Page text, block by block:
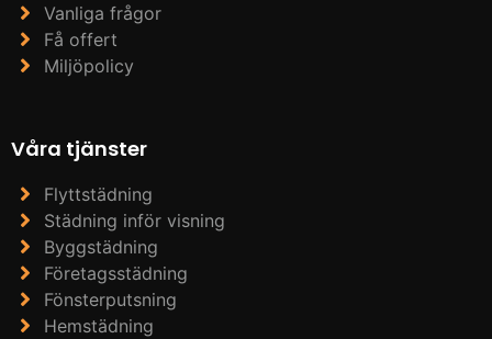
Vanliga frågor
Få offert
Miljöpolicy
Våra tjänster
Flyttstädning
Städning inför visning
Byggstädning
Företagsstädning
Fönsterputsning
Hemstädning